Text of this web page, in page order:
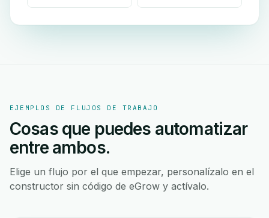
EJEMPLOS DE FLUJOS DE TRABAJO
Cosas que puedes automatizar
entre ambos.
Elige un flujo por el que empezar, personalízalo en el
constructor sin código de eGrow y actívalo.